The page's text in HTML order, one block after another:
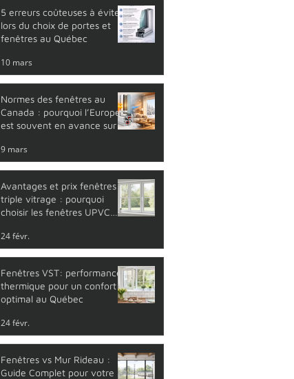
5 erreurs coûteuses à éviter
lors du choix de portes et
fenêtres au Québec
10 mars
Normes des fenêtres au
Canada : pourquoi l’Europe
est souvent en avance sur la
9 mars
Avantages et prix fenêtres
triple vitrage : pourquoi
choisir les fenêtres UPVC
24 févr.
Fenêtres VST: performance
thermique pour un confort
optimal au Québec
24 févr.
Fenêtres vs Mur Rideau :
Guide Complet pour votre